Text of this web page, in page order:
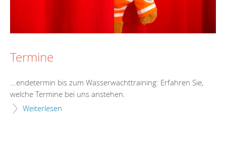
Termine
...endetermin bis zum Wasserwachttraining: Erfahren Sie,
welche Termine bei uns anstehen.
Weiterlesen